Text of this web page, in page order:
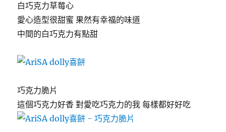
白巧克力草莓心
愛心造型很甜蜜 果然有幸福的味道
中間的白巧克力有點甜
巧克力脆片
這個巧克力好香 對愛吃巧克力的我 每樣都好好吃